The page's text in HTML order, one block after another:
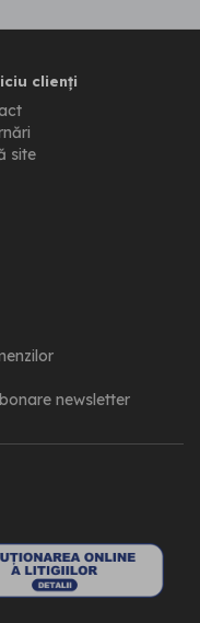
clienți
site
newsletter